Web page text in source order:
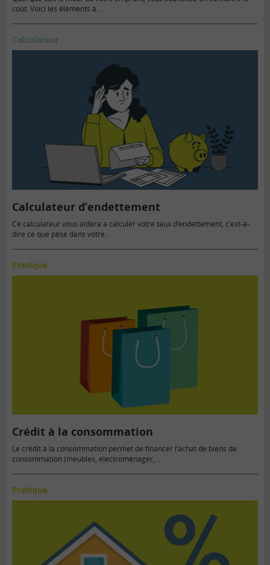
coût. Voici les éléments à…
Calculateur
Calculateur d’endettement
Ce calculateur vous aidera à calculer votre taux d’endettement, c’est-à-
dire ce que pèse dans votre...
Pratique
Crédit à la consommation
Le crédit à la consommation permet de financer l’achat de biens de
consommation (meubles, électroménager,...
Pratique